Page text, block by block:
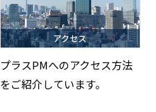
アクセス
プラスPMへのアクセス方法
をご紹介しています。